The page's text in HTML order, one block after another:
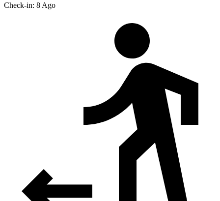
Check-in: 8 Ago